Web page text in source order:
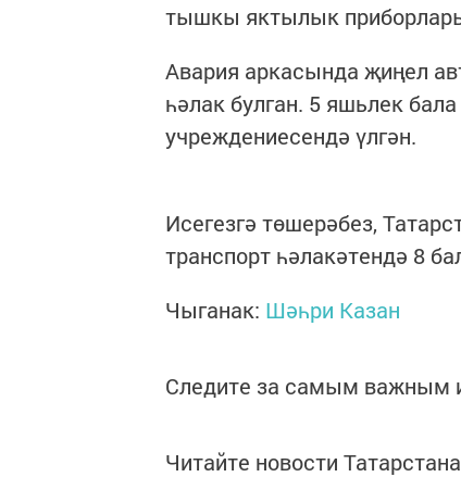
тышкы яктылык
Авария аркасында җиңел
һәлак булган. 5 яшьлек
учреждениесендә үлгән.
Исегезгә төшерәбез,
транспорт һәлакәтендә 8
Чыганак: Шәһри Казан
Следите за самым важным
Читайте новости